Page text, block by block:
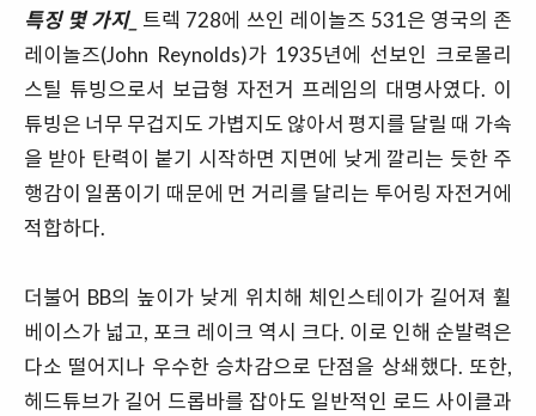
특징 몇 가지_ 트렉 728에 쓰인 레이놀즈 531은 영국의 존
레이놀즈(John Reynolds)가 1935년에 선보인 크로몰리
스틸 튜빙으로서 보급형 자전거 프레임의 대명사였다. 이
튜빙은 너무 무겁지도 가볍지도 않아서 평지를 달릴 때 가속
을 받아 탄력이 붙기 시작하면 지면에 낮게 깔리는 듯한 주
행감이 일품이기 때문에 먼 거리를 달리는 투어링 자전거에
적합하다.
더불어 BB의 높이가 낮게 위치해 체인스테이가 길어져 휠
베이스가 넓고, 포크 레이크 역시 크다. 이로 인해 순발력은
다소 떨어지나 우수한 승차감으로 단점을 상쇄했다. 또한,
헤드튜브가 길어 드롭바를 잡아도 일반적인 로드 사이클과